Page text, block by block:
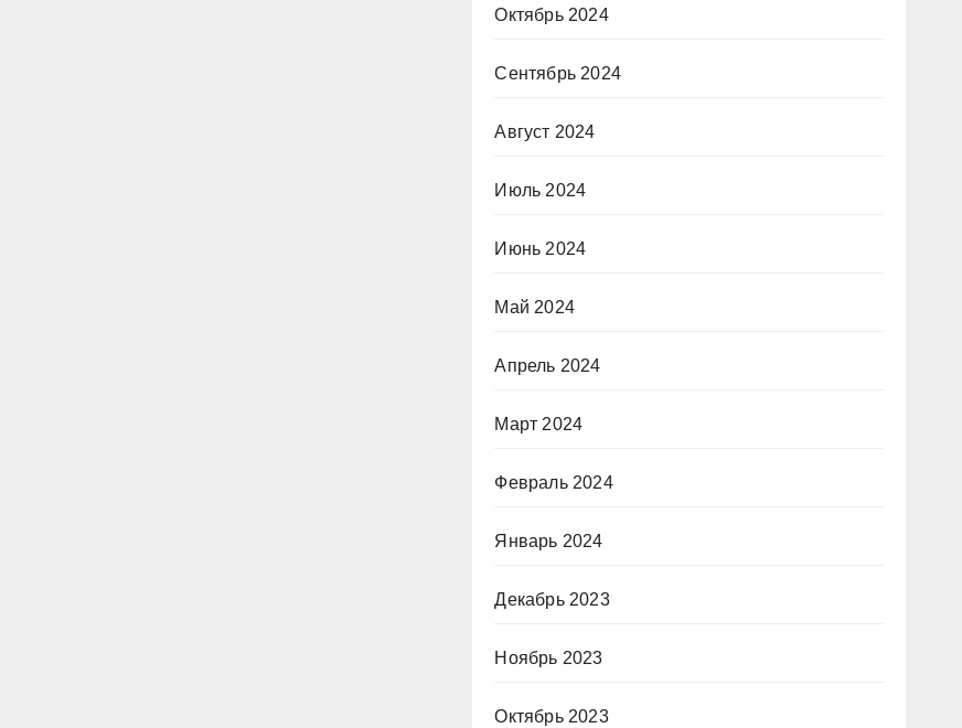
Октябрь 2024
Сентябрь 2024
Август 2024
Июль 2024
Июнь 2024
Май 2024
Апрель 2024
Март 2024
Февраль 2024
Январь 2024
Декабрь 2023
Ноябрь 2023
Октябрь 2023